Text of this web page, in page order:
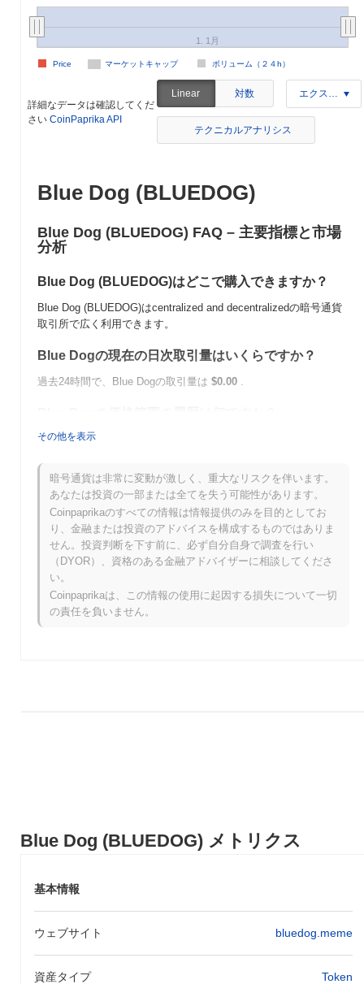
Blue Dog (BLUEDOG) メトリクス
基本情報
ウェブサイト bluedog.meme
資産タイプ Token
マーケットキャップ ボリューム（２４h）
Price
1. 1月
詳細なデータは確認してくだ
さい CoinPaprika API
Linear 対数 エクスポート
テクニカルアナリシス
Blue Dog (BLUEDOG)
Blue Dog (BLUEDOG) FAQ – 主要指標と市場
分析
Blue Dog (BLUEDOG)はどこで購入できますか？
Blue Dog (BLUEDOG)はcentralized and decentralizedの暗号通貨
取引所で広く利用できます。
Blue Dogの現在の日次取引量はいくらですか？
過去24時間で、Blue Dogの取引量は $0.00 .
史上最高値（ATH）：
Blue Dogは現在、ATHより ~94.92% 低く取引されています .
Blue Dogは、より広範な暗号市場と比較してどのよ
うなパフォーマンスですか？
過去7日間で、Blue Dogは0.00%上昇し、0.21%の上昇を記録した
全体の暗号市場を下回っています。これは、より広範な市場のモ
メンタムと比較して、BLUEDOGの価格アクションにおける一時
的な遅れを示しています。
その他を表示
暗号通貨は非常に変動が激しく、重大なリスクを伴います。
あなたは投資の一部または全てを失う可能性があります。
Coinpaprikaのすべての情報は情報提供のみを目的としてお
り、金融または投資のアドバイスを構成するものではありま
せん。投資判断を下す前に、必ず自分自身で調査を行い
（DYOR）、資格のある金融アドバイザーに相談してくださ
い。
Coinpaprikaは、この情報の使用に起因する損失について一切
の責任を負いません。